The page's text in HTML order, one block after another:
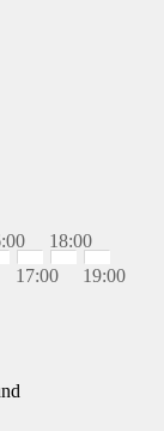
17:00
18:00
19:00